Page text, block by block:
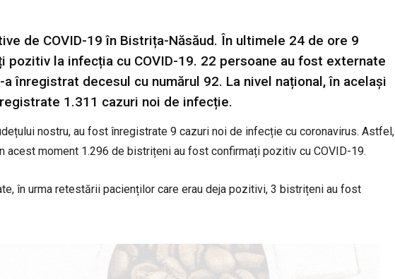
de COVID-19 în Bistrița-Năsăud. În ultimele 24 de ore 9
la infecția cu COVID-19. 22 persoane au fost externate
înregistrat decesul cu numărul 92. La nivel național, în același
1.311 cazuri noi de infecție.
nostru, au fost înregistrate 9 cazuri noi de infecție cu coronavirus. Astfel,
acest moment 1.296 de bistrițeni au fost confirmați pozitiv cu COVID-19.
în urma retestării pacienților care erau deja pozitivi, 3 bistrițeni au fost